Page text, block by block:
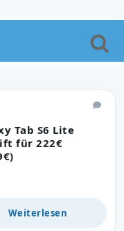
Tab S6 Lite
für 222€
Weiterlesen